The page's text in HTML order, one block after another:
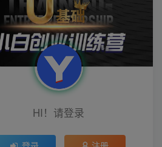
HI！请登录